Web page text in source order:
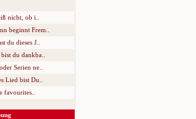
nicht, ob i..
beginnt Frem..
du dieses J..
du dankba..
Serien ne..
Lied bist Du..
favourites..